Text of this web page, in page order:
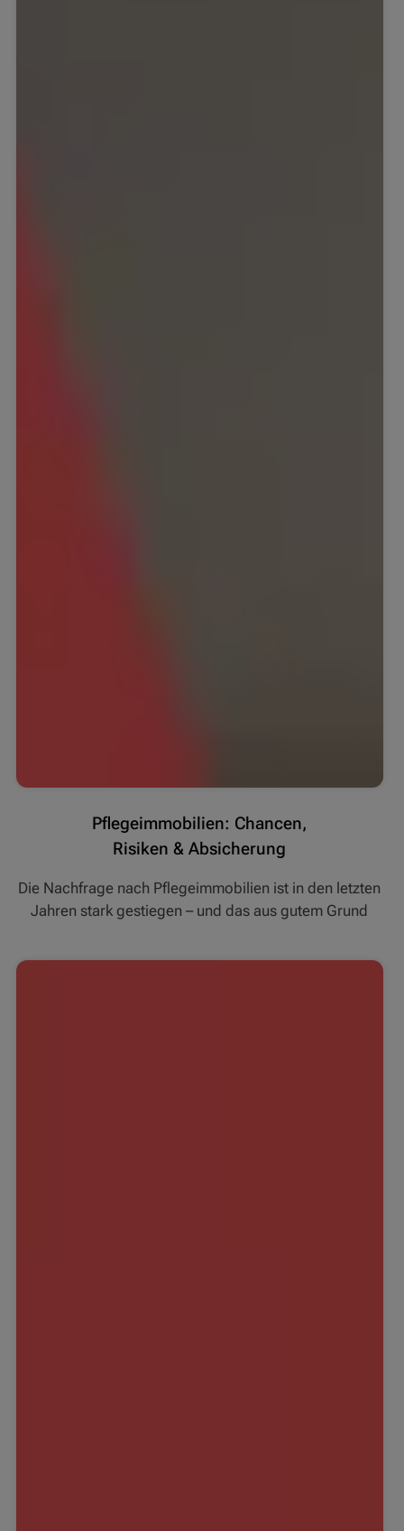
Pflegeimmobilien: Chancen,
Risiken & Absicherung
Die Nachfrage nach Pflegeimmobilien ist in den letzten
Jahren stark gestiegen – und das aus gutem Grund